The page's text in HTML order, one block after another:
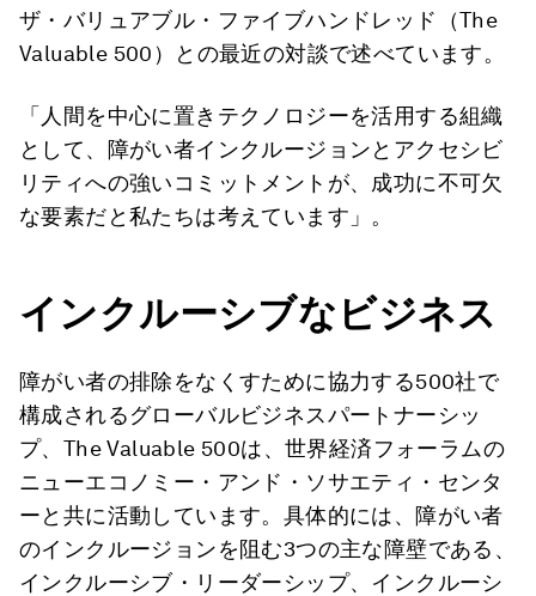
ザ・バリュアブル・ファイブハンドレッド（The
Valuable 500）との最近の対談で述べています。
「人間を中心に置きテクノロジーを活用する組織
として、障がい者インクルージョンとアクセシビ
リティへの強いコミットメントが、成功に不可欠
な要素だと私たちは考えています」。
インクルーシブなビジネス
障がい者の排除をなくすために協力する500社で
構成されるグローバルビジネスパートナーシッ
プ、The Valuable 500は、世界経済フォーラムの
ニューエコノミー・アンド・ソサエティ・センタ
ーと共に活動しています。具体的には、障がい者
のインクルージョンを阻む3つの主な障壁である、
インクルーシブ・リーダーシップ、インクルーシ